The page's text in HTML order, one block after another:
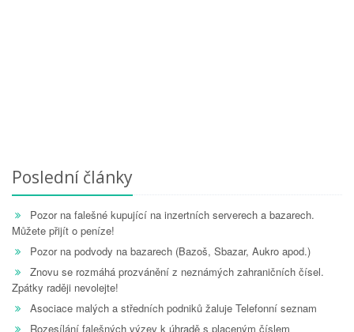
Poslední články
Pozor na falešné kupující na inzertních serverech a bazarech.
Můžete přijít o peníze!
Pozor na podvody na bazarech (Bazoš, Sbazar, Aukro apod.)
Znovu se rozmáhá prozvánění z neznámých zahraničních čísel.
Zpátky raději nevolejte!
Asociace malých a středních podniků žaluje Telefonní seznam
Rozesílání falešných výzev k úhradě s placeným číslem